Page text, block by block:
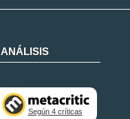
ANÁLISIS
Según 4 críticas